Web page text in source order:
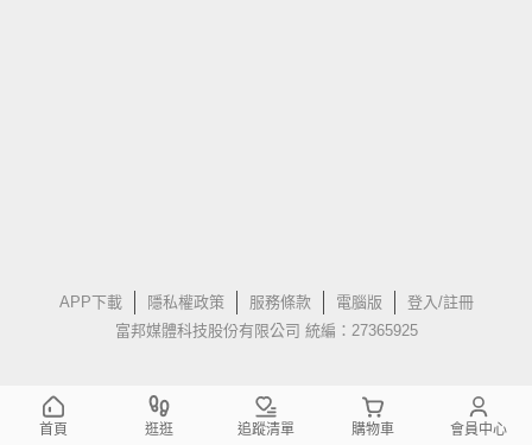
APP下載 隱私權政策 服務條款 電腦版
登入/註冊
富邦媒體科技股份有限公司 統編：27365925
首頁 逛逛 追蹤清單 購物車 會員中心